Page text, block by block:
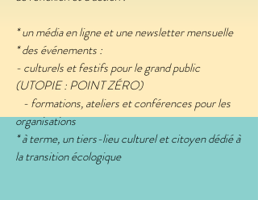
* un média en ligne et une newsletter mensuelle
* des événements :
- culturels et festifs pour le grand public
(UTOPIE : POINT ZÉRO)
- formations, ateliers et conférences pour les
organisations
* à terme, un tiers-lieu culturel et citoyen dédié à
la transition écologique